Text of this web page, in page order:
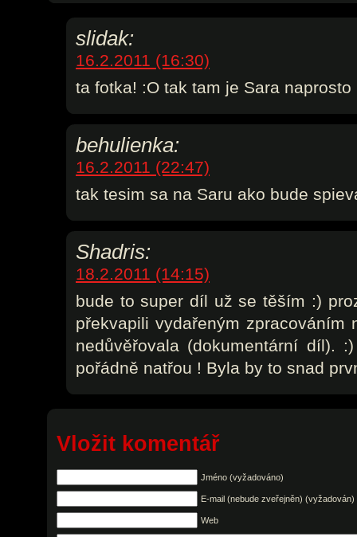
slidak:
16.2.2011 (16:30)
ta fotka! :O tak tam je Sara naprosto
behulienka:
16.2.2011 (22:47)
tak tesim sa na Saru ako bude
Shadris:
18.2.2011 (14:15)
bude to super díl už se těším :)
překvapili vydařeným zpracováním
nedůvěřovala (dokumentární díl).
pořádně natřou ! Byla by to snad
Vložit komentář
Jméno (vyžadováno)
E-mail (nebude zveřejněn) (vyžadován)
Web